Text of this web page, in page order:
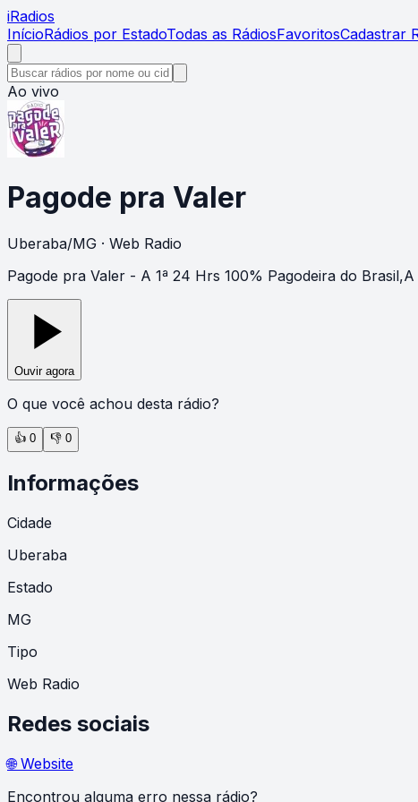
iRadios
InícioRádios por EstadoTodas as RádiosFavoritosCadastrar
Ao vivo
Pagode pra Valer
Uberaba/MG · Web Radio
Pagode pra Valer - A 1ª 24 Hrs 100% Pagodeira do
Ouvir agora
O que você achou desta rádio?
👍 0 👎 0
Informações
Cidade
Uberaba
Estado
MG
Tipo
Web Radio
Redes sociais
🌐 Website
Encontrou alguma erro nessa rádio?